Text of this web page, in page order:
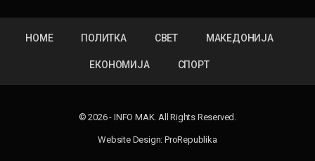
HOME ПОЛИТКА СВЕТ МАКЕДОНИЈА
ЕКОНОМИЈА СПОРТ
© 2026 - INFO MAK. All Rights Reserved.
Website Design:ProRepublika